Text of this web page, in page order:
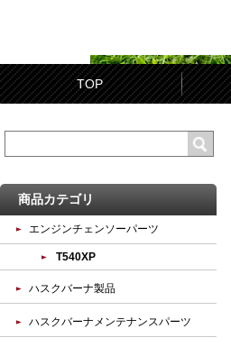
TOP
商品カテゴリ
エンジンチェンソーパーツ
T540XP
ハスクバーナ製品
ハスクバーナメンテナンスパーツ